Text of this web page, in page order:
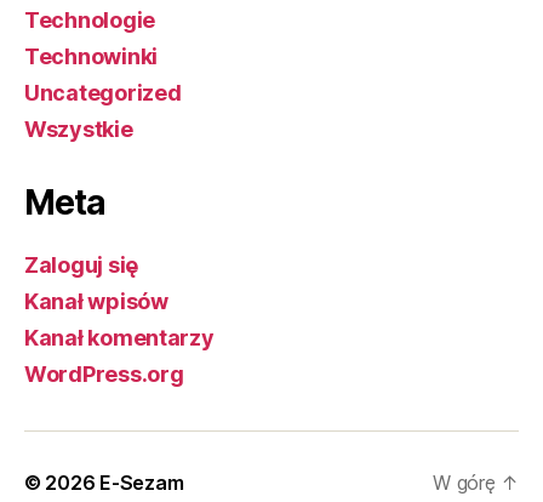
Technologie
Technowinki
Uncategorized
Wszystkie
Meta
Zaloguj się
Kanał wpisów
Kanał komentarzy
WordPress.org
© 2026 E-Sezam W górę ↑